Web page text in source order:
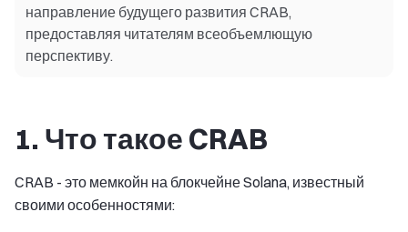
направление будущего развития CRAB,
предоставляя читателям всеобъемлющую
перспективу.
1. Что такое CRAB
CRAB - это мемкойн на блокчейне Solana, известный
своими особенностями: